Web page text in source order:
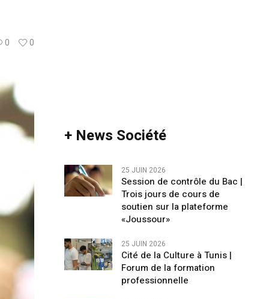
0 0
+ News Société
25 JUIN 2026
Session de contrôle du Bac |
Trois jours de cours de
soutien sur la plateforme
«Joussour»
25 JUIN 2026
Cité de la Culture à Tunis |
Forum de la formation
professionnelle